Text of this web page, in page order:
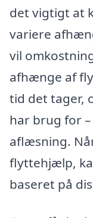
det vigtigt at
variere
vil
afhænge af
tid det tager,
har brug for
aflæsning.
flyttehjælp,
baseret på